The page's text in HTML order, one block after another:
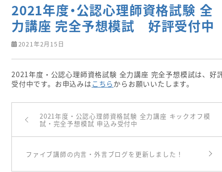
2021年度・公認心理師資格試験 全
力講座 完全予想模試 好評受付中
2021年2月15日
2021年度・公認心理師資格試験 全力講座 完全予想模試は、好
受付中です。お申込みは こちら からお願いいたします。
2021年度・公認心理師資格試験 全力講座 キックオフ模
試・完全予想模試 申込み受付中
ファイブ講師の内言・外言ブログを更新しました！